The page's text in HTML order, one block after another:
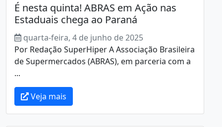
É nesta quinta! ABRAS em Ação nas
Estaduais chega ao Paraná
quarta-feira, 4 de junho de 2025
Por Redação SuperHiper A Associação Brasileira
de Supermercados (ABRAS), em parceria com a
...
Veja mais